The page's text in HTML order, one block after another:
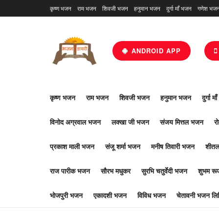
कृष्ण भजन राम भजन शिवजी भजन हनुमान भजन दुर्गा माँ भजन गणेश
ANDROID APP
कृष्ण भजन राम भजन शिवजी भजन हनुमान भजन दुर्गा
विनोद अग्रवाल भजन लक्खा जी भजन संजय मित्तल भजन
प्रकाश माली भजन संजू शर्मा भजन मनीष तिवारी भजन
राज पारीक भजन सौरभ मधुकर सुरभि चतुर्वेदी भजन शुभम
भोजपुरी भजन एकादशी भजन विविध भजन चेतावनी भजन